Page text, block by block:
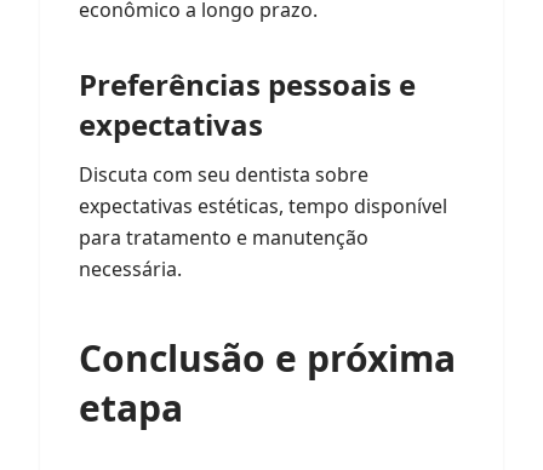
econômico a longo prazo.
Preferências pessoais e
expectativas
Discuta com seu dentista sobre
expectativas estéticas, tempo disponível
para tratamento e manutenção
necessária.
Conclusão e próxima
etapa